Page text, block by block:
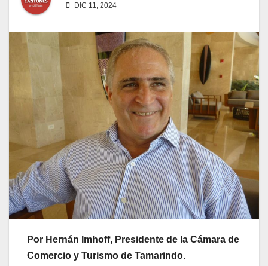
DIC 11, 2024
Por Hernán Imhoff, Presidente de la Cámara de
Comercio y Turismo de Tamarindo.